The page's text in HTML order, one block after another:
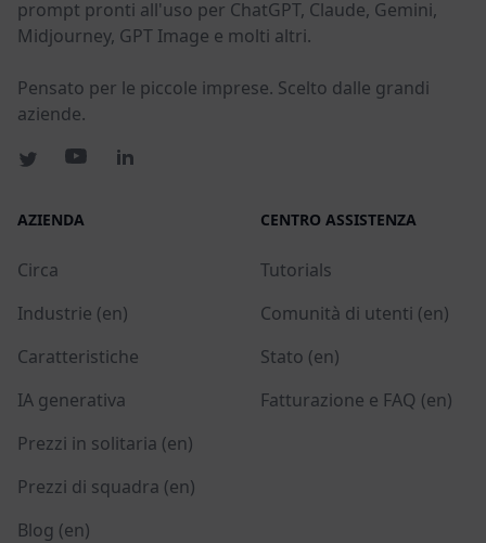
prompt pronti all'uso per ChatGPT, Claude, Gemini,
Midjourney, GPT Image e molti altri.
Pensato per le piccole imprese. Scelto dalle grandi
aziende.
AZIENDA
Circa
Industrie (en)
Caratteristiche
IA generativa
Prezzi in solitaria (en)
Prezzi di squadra (en)
Blog (en)
CENTRO ASSISTENZA
Tutorials
Comunità di utenti (en)
Stato (en)
Fatturazione e FAQ (en)